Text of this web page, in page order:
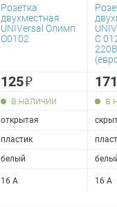
Розетка
двухместная
UNIVersal Олимп
О0102
С
125₽
в наличии в
открытая
пластик
белый
16 А 16 А